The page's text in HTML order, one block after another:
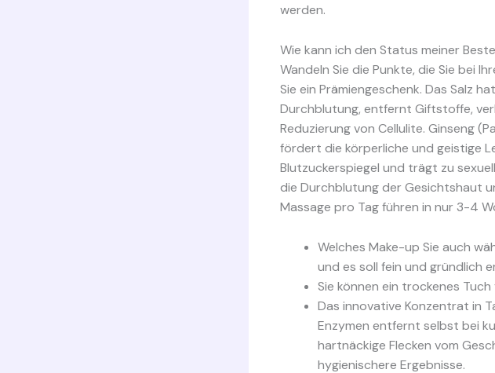
werden.
Wie kann ich den Status meiner
Wandeln Sie die Punkte, die Sie bei
Sie ein Prämiengeschenk. Das Salz
Durchblutung, entfernt Giftstoffe,
Reduzierung von Cellulite. Ginseng
fördert die körperliche und geistige
Blutzuckerspiegel und trägt zu
die Durchblutung der Gesichtshaut
Massage pro Tag führen in nur 3-4
Welches Make-up Sie auch
und es soll fein und gründlich
Sie können ein trockenes
Das innovative Konzentrat in
Enzymen entfernt selbst bei
hartnäckige Flecken vom
hygienischere Ergebnisse.